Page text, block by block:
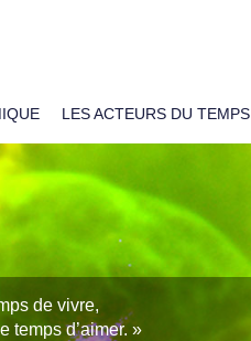
de vivre,
temps d’aimer. »
quand on est pressé
son temps.
LES ACTEURS DU TEMPS